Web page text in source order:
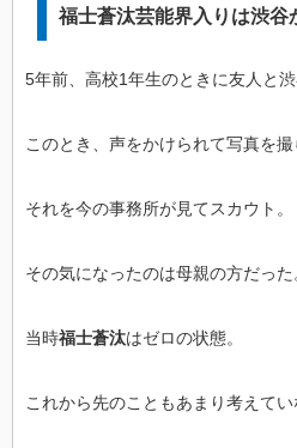
福士蒼汰芸能界入りは渋谷
5年前、高校1年生のときに友人と渋
このとき、声をかけられて写真を撮
それを今の事務所が見てスカウト。
その気になったのは母親の方だった
当時福士蒼汰はゼロの状態。
これから先のこともあまり考えてい